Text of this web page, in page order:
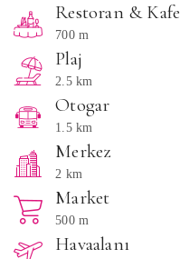
Restoran & Kafe
700 m
Plaj
2.5 km
Otogar
1.5 km
Merkez
2 km
Market
500 m
Havaalanı